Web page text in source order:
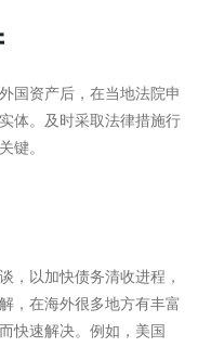
国资产后，在当地法院申
体。及时采取法律措施行
键。
，以加快债务清收进程，
，在海外很多地方有丰富
快速解决。例如，美国